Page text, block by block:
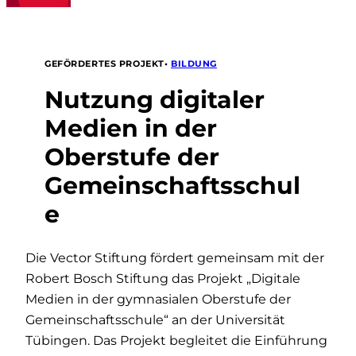
GEFÖRDERTES PROJEKT• BILDUNG
Nutzung digitaler
Medien in der
Oberstufe der
Gemeinschaftsschul
e
Die Vector Stiftung fördert gemeinsam mit der
Robert Bosch Stiftung das Projekt „Digitale
Medien in der gymnasialen Oberstufe der
Gemeinschaftsschule“ an der Universität
Tübingen. Das Projekt begleitet die Einführung